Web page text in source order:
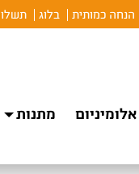
הנחה כמותית בלוג
מתנות